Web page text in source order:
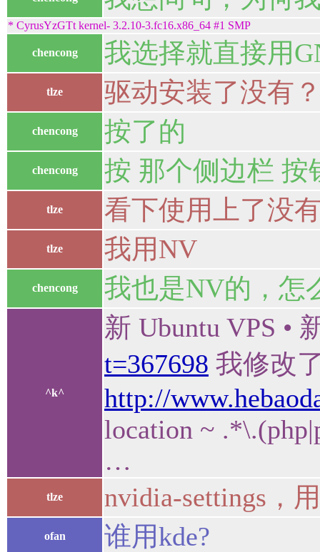
* CyrusYzGTt kernel- 3.2.10-3.fc16.x86_64 #1 SMP
chencong 我选择就直接用
tlze 驱动安装了没有
chencong 按了的
chencong 按 那个侧边栏 按
tlze 看下使用上了没
tlze 我用NV
chencong 我也是NV的，怎
^k^
新 Ubuntu VPS •
t=367698 我修改
http://
location ~
…
tlze nvidia-settings，
ofan 谁用kde?